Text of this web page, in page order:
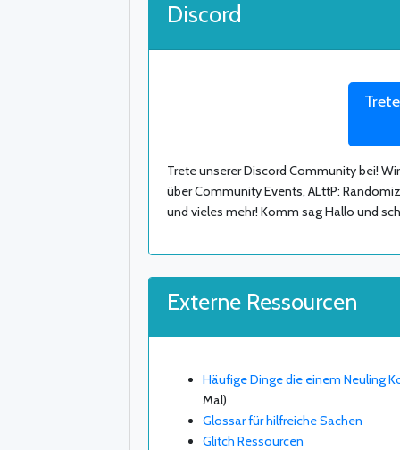
Discord
Trete unserer Discord Community bei!
über Community Events, ALttP:
und vieles mehr! Komm sag Hallo und
Externe Ressourcen
Häufige Dinge die einem Neuling
Mal)
Glossar für hilfreiche Sachen
Glitch Ressourcen